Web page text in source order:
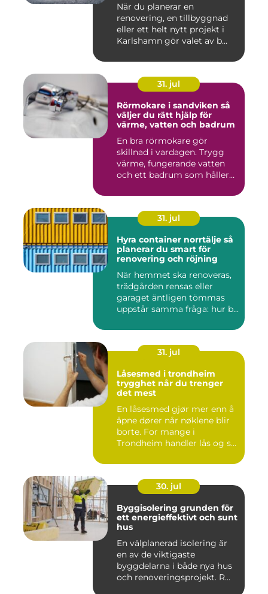
När du planerar en
renovering, en tillbyggnad
eller ett helt nytt projekt i
Karlshamn gör valet av b...
31. jul
Rörmokare i sandviken så
väljer du rätt hjälp för
värme, vatten och badrum
En bra rörmokare gör
skillnad i vardagen. Trygg
värme, fungerande vatten
och ett badrum som håller
31. jul
Hyra container norrtälje så
planerar du smart för
renovering och röjning
När hemmet ska renoveras,
trädgården rensas eller
garaget äntligen tömmas
uppstår samma fråga: hur b...
31. jul
Låsesmed i trondheim
trygghet når du trenger
det mest
En låsesmed gjør mer enn å
åpne dører når nøklene blir
borte. For mange i
Trondheim handler lås og s...
30. jul
Byggisolering grunden för
ett energieffektivt och sunt
hus
En välplanerad isolering är
en av de viktigaste
byggdelarna i både nya hus
och renoveringsprojekt. R...